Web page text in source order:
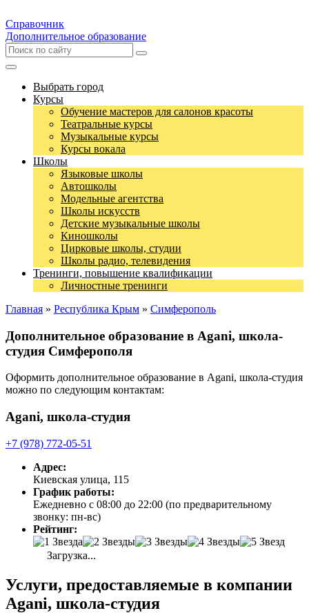
Справочник
Дополнительное образование
Выбрать город
Курсы
Обучение мастеров для салонов красоты
Театральные курсы
Музыкальные курсы
Курсы вокала
Школы
Языковые школы
Автошколы
Модельные агентства
Школы искусств
Детские музыкальные школы
Киношколы
Цирковые школы, студии
Школы радио, телевидения
Тренинги, повышение квалификации
Личностные тренинги
Главная » Республика Крым » Симферополь
Дополнительное образование в Agani, школа-
студия Симферополя
Оформить дополнительное образование в Agani, школа-студия
можно по следующим контактам:
Agani, школа-студия
+7 (978) 772-05-51
Адрес:
Киевская улица, 115
График работы:
Ежедневно с 08:00 до 22:00 (по предварительному
звонку: пн-вс)
Рейтинг:
Загрузка...
Услуги, предоставляемые в компании
Agani, школа-студия